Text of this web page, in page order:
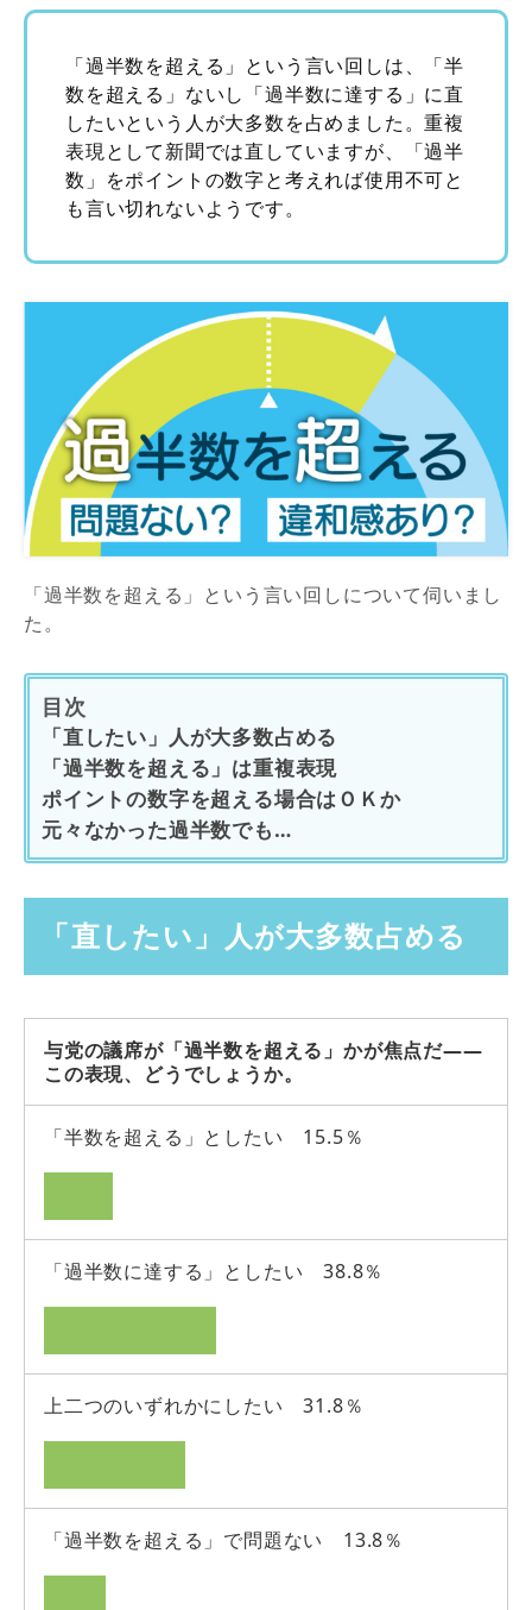
「過半数を超える」という言い回しは、「半
数を超える」ないし「過半数に達する」に直
したいという人が大多数を占めました。重複
表現として新聞では直していますが、「過半
数」をポイントの数字と考えれば使用不可と
も言い切れないようです。
「過半数を超える」という言い回しについて伺いまし
た。
目次
「直したい」人が大多数占める
「過半数を超える」は重複表現
ポイントの数字を超える場合はＯＫか
元々なかった過半数でも…
「直したい」人が大多数占める
与党の議席が「過半数を超える」かが焦点だ――
この表現、どうでしょうか。
「半数を超える」としたい 15.5％
「過半数に達する」としたい 38.8％
上二つのいずれかにしたい 31.8％
「過半数を超える」で問題ない 13.8％